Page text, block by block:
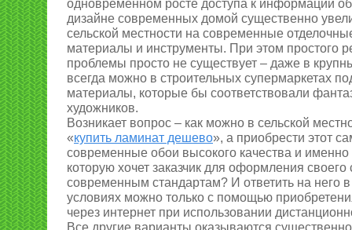
одновременном росте доступа к информации об
дизайне современных домой существенно
сельской местности на современные
материалы и инструменты. При этом простого
проблемы просто не существует – даже в
всегда можно в строительных супермаркетах
материалы, которые бы соответствовали
художников.
Возникает вопрос – как можно в сельской
«купить ламинат дешево», а приобрести этот
современные обои высокого качества и именно
которую хочет заказчик для оформления своего
современным стандартам? И ответить на него
условиях можно только с помощью
через интернет при использовании
Все другие варианты оказываются